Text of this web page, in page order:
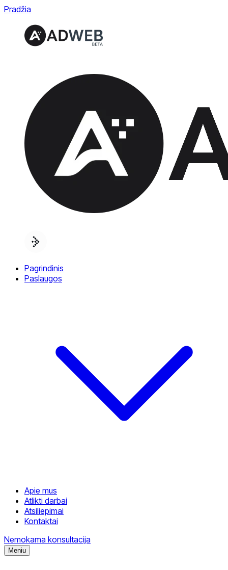
Pradžia
Pagrindinis
Paslaugos
Apie mus
Atlikti darbai
Atsiliepimai
Kontaktai
Nemokama konsultacija
Meniu